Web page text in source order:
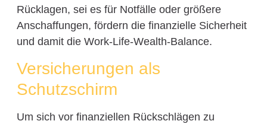
Rücklagen, sei es für Notfälle oder größere
Anschaffungen, fördern die finanzielle Sicherheit
und damit die Work-Life-Wealth-Balance.
Versicherungen als
Schutzschirm
Um sich vor finanziellen Rückschlägen zu